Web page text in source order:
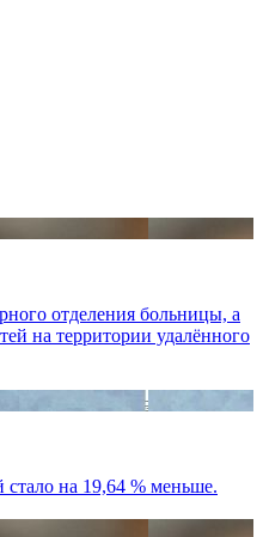
отделения больницы, а
на территории удалённого
на 19,64 % меньше.